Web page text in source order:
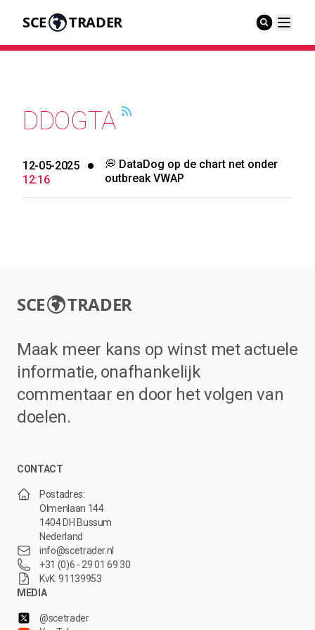
SCE TRADER
DDOGTA
12-05-2025
12:16
💭 DataDog op de chart net onder
outbreak VWAP
SCE TRADER
Maak meer kans op winst met actuele
informatie, onafhankelijk
commentaar en door het volgen van
doelen.
CONTACT
Postadres:
Olmenlaan 144
1404 DH Bussum
Nederland
info@scetrader.nl
+31 (0)6 - 29 01 69 30
KvK: 91139953
MEDIA
@scetrader